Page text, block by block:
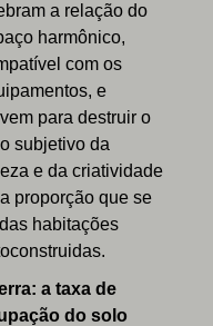
a relação do
harmônico,
com os
e
para destruir o
subjetivo da
e da criatividade
proporção que se
habitações
a taxa de
do solo